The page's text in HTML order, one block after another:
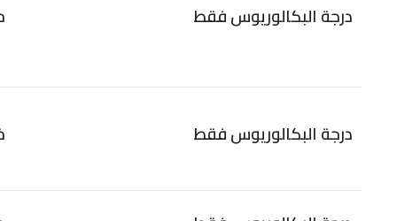
درجة البكالوريوس فقط
درجة البكالوريوس فقط